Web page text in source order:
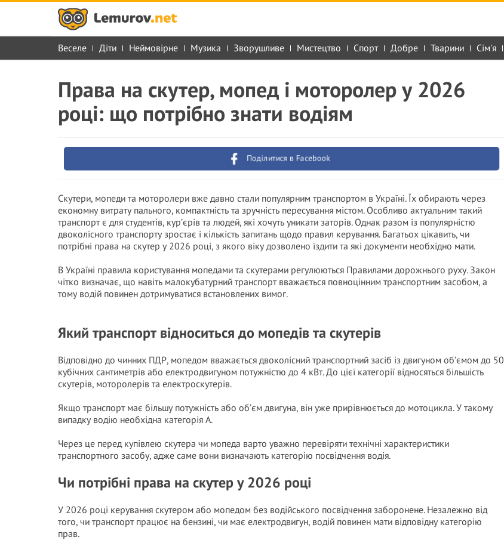
Веселе Діти Неймовірне Музика Зворушливе Мистецтво Спорт Добре Тварини Сім'я
Права на скутер, мопед і моторолер у 2026
році: що потрібно знати водіям
Поділитися в Facebook
Скутери, мопеди та моторолери вже давно стали популярним транспортом в Україні. Їх обирають через
економну витрату пального, компактність та зручність пересування містом. Особливо актуальним такий
транспорт є для студентів, кур’єрів та людей, які хочуть уникати заторів. Однак разом із популярністю
двоколісного транспорту зростає і кількість запитань щодо правил керування. Багатьох цікавить, чи
потрібні права на скутер у 2026 році, з якого віку дозволено їздити та які документи необхідно мати.
В Україні правила користування мопедами та скутерами регулюються Правилами дорожнього руху. Закон
чітко визначає, що навіть малокубатурний транспорт вважається повноцінним транспортним засобом, а
тому водій повинен дотримуватися встановлених вимог.
Який транспорт відноситься до мопедів та скутерів
Відповідно до чинних ПДР, мопедом вважається двоколісний транспортний засіб із двигуном об’ємом до 50
кубічних сантиметрів або електродвигуном потужністю до 4 кВт. До цієї категорії відносяться більшість
скутерів, моторолерів та електроскутерів.
Якщо транспорт має більшу потужність або об’єм двигуна, він уже прирівнюється до мотоцикла. У такому
випадку водію необхідна категорія А.
Через це перед купівлею скутера чи мопеда варто уважно перевіряти технічні характеристики
транспортного засобу, адже саме вони визначають категорію посвідчення водія.
Чи потрібні права на скутер у 2026 році
У 2026 році керування скутером або мопедом без водійського посвідчення заборонене. Незалежно від
того, чи транспорт працює на бензині, чи має електродвигун, водій повинен мати відповідну категорію
прав.